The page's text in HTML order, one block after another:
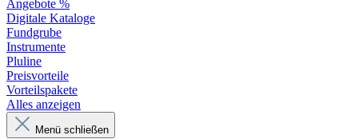
Angebote %
Digitale Kataloge
Fundgrube
Instrumente
Pluline
Preisvorteile
Vorteilspakete
Alles anzeigen
Menü schließen